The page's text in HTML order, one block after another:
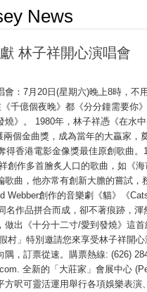
News
林子祥開心演唱會
會：7月20日(星期六)晚上8時，不
千億個夜晚》都《分分鐘需要你
》。 1980年，林子祥憑《在水中
個金曲獎，成為當年的大贏家，
得香港電影金像獎最佳原創歌曲
作多首膾炙人口的歌曲，如《海
歌曲，他亦常有創新大膽的嘗試，
創作的音樂劇《貓》《
名作品拼合而成，卻不著痕跡，
出《十分十二寸/愛到發燒》這
村」特別邀請您來享受林子祥開
，訂票從速。購票熱線: (626)
全新的「大莊家」會展中心
呎可靈活運用舉行各項娛樂表演